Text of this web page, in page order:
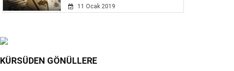
11 Ocak 2019
KÜRSÜDEN GÖNÜLLERE